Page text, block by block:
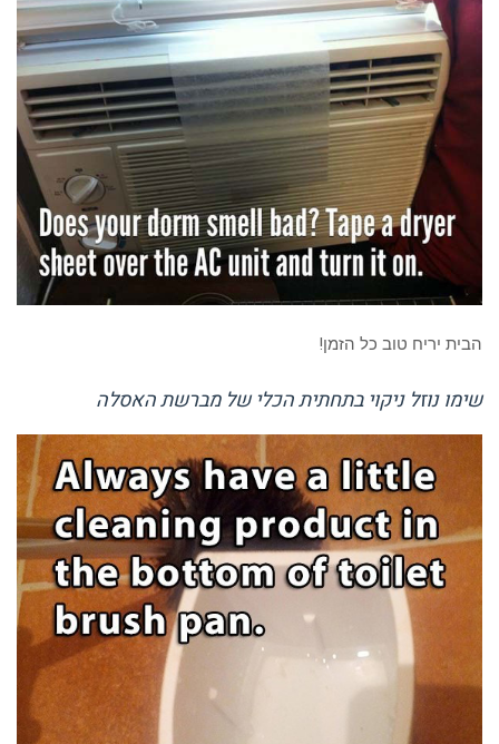
הבית יריח טוב כל הזמן!
שימו נוזל ניקוי בתחתית הכלי של מברשת האסלה